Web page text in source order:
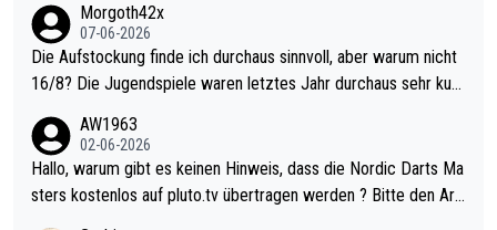
Morgoth42x
07-06-2026
Die Aufstockung finde ich durchaus sinnvoll, aber warum nicht
16/8? Die Jugendspiele waren letztes Jahr durchaus sehr kurz
Allerdings ist Mitchell Lawrie als Nummer 1 der Welt eh qualifi
ziert. Somit ändert die automatische Qualifikation des Weltmei
sters erstmal nichts. Ich denke sie wollen damit für nächstes J
AW1963
02-06-2026
Hallo, warum gibt es keinen Hinweis, dass die Nordic Darts Ma
sters kostenlos auf pluto.tv übertragen werden ? Bitte den Arti